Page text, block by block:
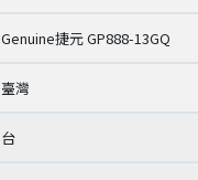
Genuine捷元 GP888-13GQ
臺灣
台